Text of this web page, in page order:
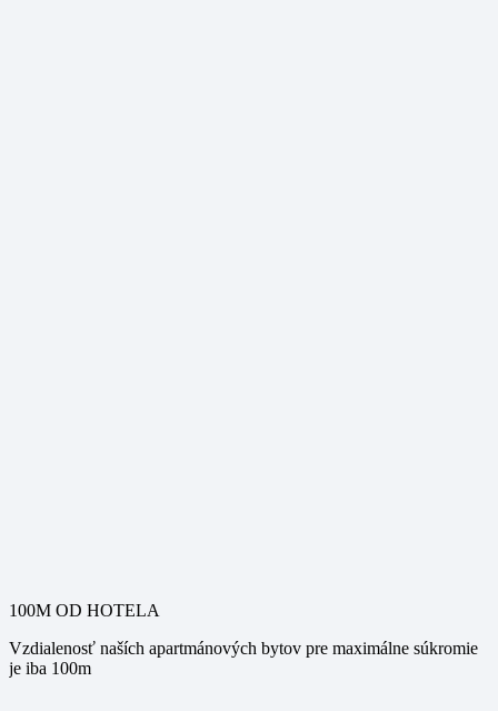
100M OD HOTELA
Vzdialenosť naších apartmánových bytov pre maximálne súkromie
je iba 100m